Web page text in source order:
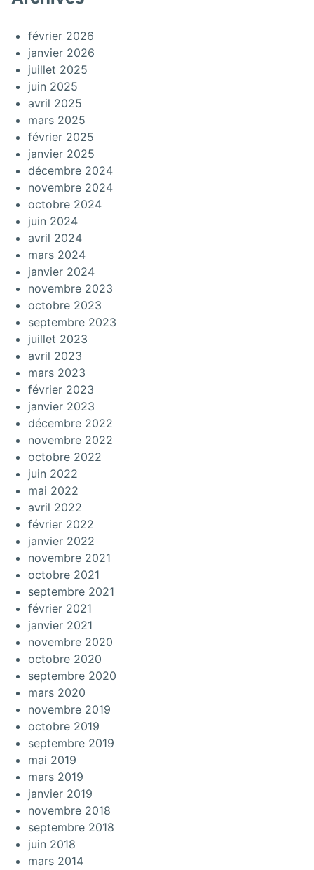
février 2026
janvier 2026
juillet 2025
juin 2025
avril 2025
mars 2025
février 2025
janvier 2025
décembre 2024
novembre 2024
octobre 2024
juin 2024
avril 2024
mars 2024
janvier 2024
novembre 2023
octobre 2023
septembre 2023
juillet 2023
avril 2023
mars 2023
février 2023
janvier 2023
décembre 2022
novembre 2022
octobre 2022
juin 2022
mai 2022
avril 2022
février 2022
janvier 2022
novembre 2021
octobre 2021
septembre 2021
février 2021
janvier 2021
novembre 2020
octobre 2020
septembre 2020
mars 2020
novembre 2019
octobre 2019
septembre 2019
mai 2019
mars 2019
janvier 2019
novembre 2018
septembre 2018
juin 2018
mars 2014